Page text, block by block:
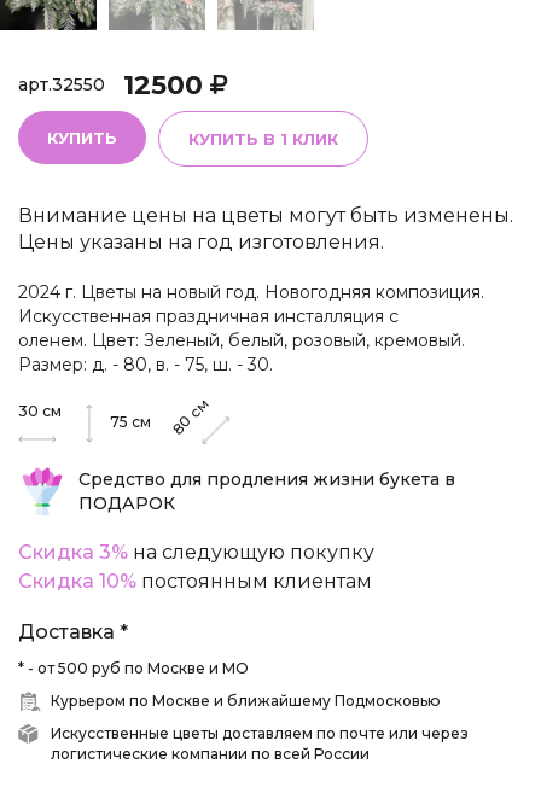
арт.32550 12500
КУПИТЬ КУПИТЬ В 1 КЛИК
Внимание цены на цветы могут быть изменены.
Цены указаны на год изготовления.
2024 г. Цветы на новый год. Новогодняя композиция.
Искусственная праздничная инсталляция с
оленем. Цвет: Зеленый, белый, розовый, кремовый.
Размер: д. - 80, в. - 75, ш. - 30.
30 см
75 см 80
см
Средство для продления жизни букета в
ПОДАРОК
Скидка 3% на следующую покупку
Скидка 10% постоянным клиентам
Доставка *
* - от 500 руб по Москве и МО
Курьером по Москве и ближайшему Подмосковью
Искусственные цветы доставляем по почте или через
логистические компании по всей России